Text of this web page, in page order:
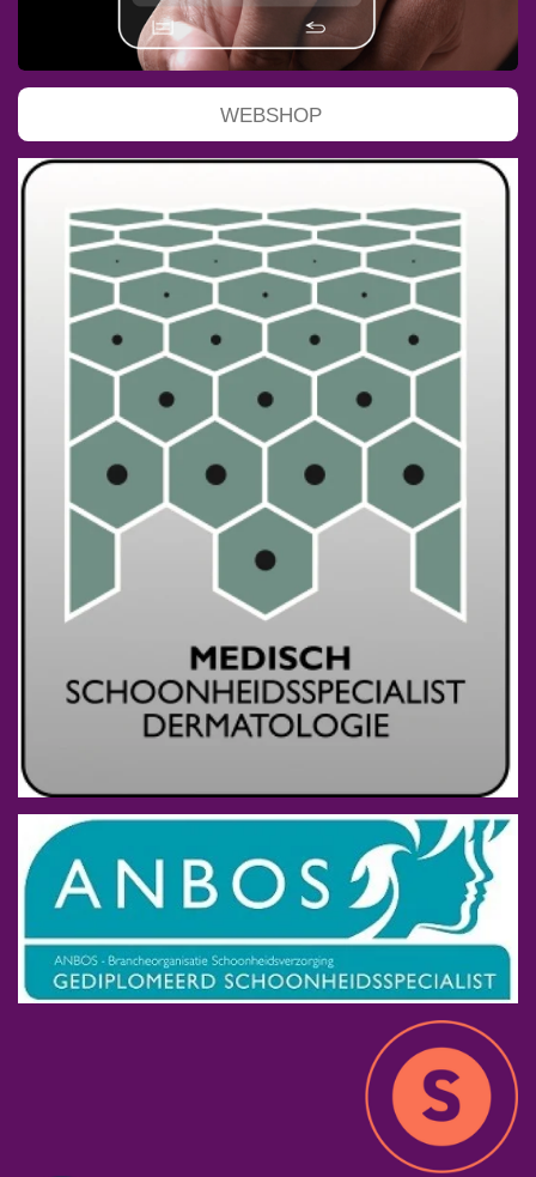
WEBSHOP